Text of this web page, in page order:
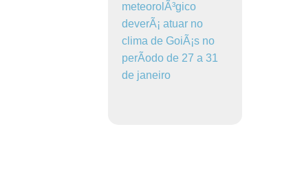
meteorolÃ³gico
deverÃ¡ atuar no
clima de GoiÃ¡s no
perÃ­odo de 27 a 31
de janeiro